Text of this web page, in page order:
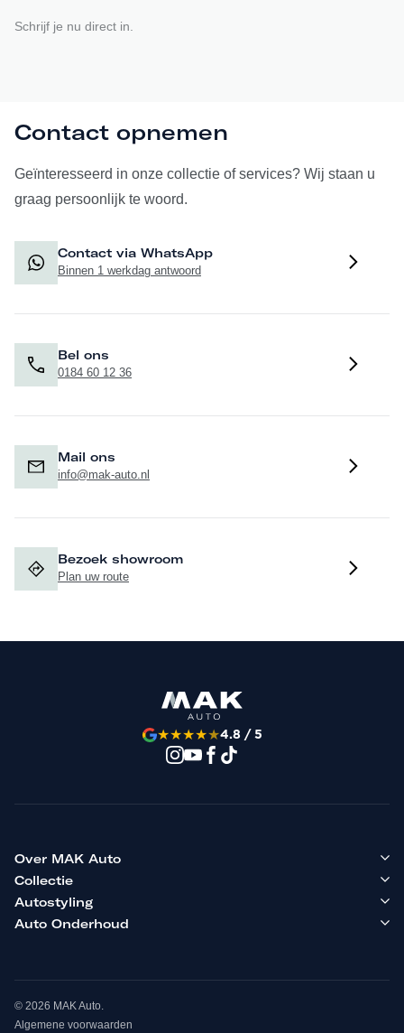
Schrijf je nu direct in.
Contact opnemen
Geïnteresseerd in onze collectie of services? Wij staan u
graag persoonlijk te woord.
Contact via WhatsApp
Binnen 1 werkdag antwoord
Bel ons
0184 60 12 36
Mail ons
info@mak-auto.nl
Bezoek showroom
Plan uw route
★★★★★4.8 / 5
Over MAK Auto
Collectie
Autostyling
Auto Onderhoud
© 2026 MAK Auto.
Algemene voorwaarden